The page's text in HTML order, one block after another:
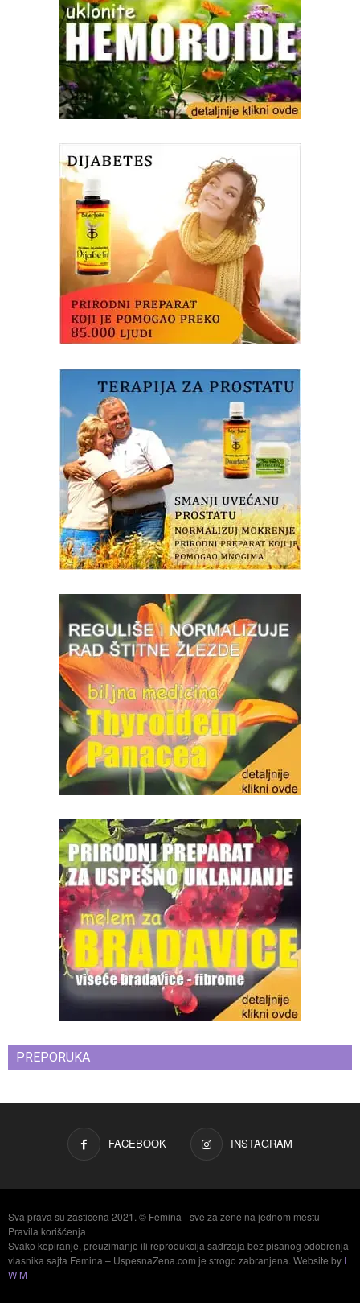
PREPORUKA
FACEBOOK INSTAGRAM
Sva prava su zasticena 2021. © Femina - sve za žene na jednom mestu -
Pravila korišćenja
Svako kopiranje, preuzimanje ili reprodukcija sadržaja bez pisanog odobrenja
vlasnika sajta Femina – UspesnaZena.com je strogo zabranjena. Website by I
W M